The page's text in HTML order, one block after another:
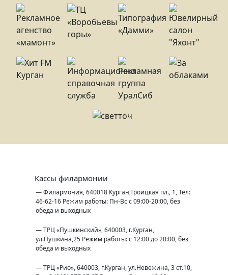
Кассы филармонии
— Филармония, 640018 Курган,Троицкая пл., 1, Тел:
46-62-16 Режим работы: Пн-Вс с 09:00-20:00, без
обеда и выходных
— ТРЦ «Пушкинский», 640003, г.Курган,
ул.Пушкина,25 Режим работы: с 12:00 до 20:00, без
обеда и выходных
— ТРЦ «Рио», 640003, г.Курган, ул.Невежина, 3 ст.10,